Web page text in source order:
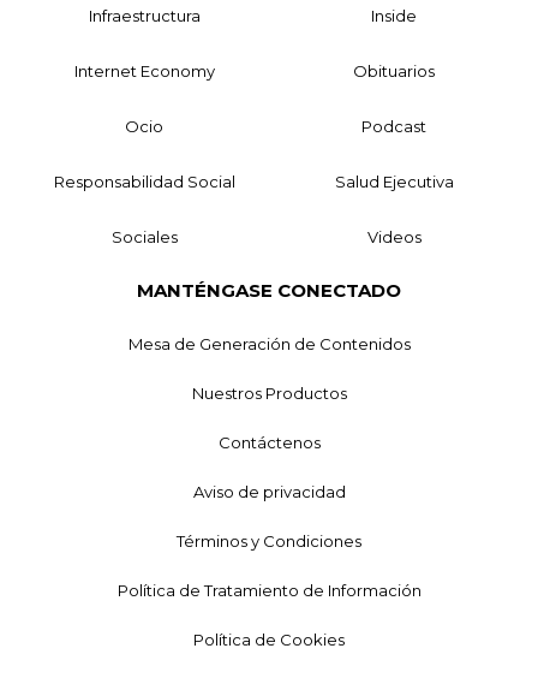
Infraestructura Inside
Internet Economy Obituarios
Ocio Podcast
Responsabilidad Social Salud Ejecutiva
Sociales Videos
MANTÉNGASE CONECTADO
Mesa de Generación de Contenidos
Nuestros Productos
Contáctenos
Aviso de privacidad
Términos y Condiciones
Política de Tratamiento de Información
Política de Cookies